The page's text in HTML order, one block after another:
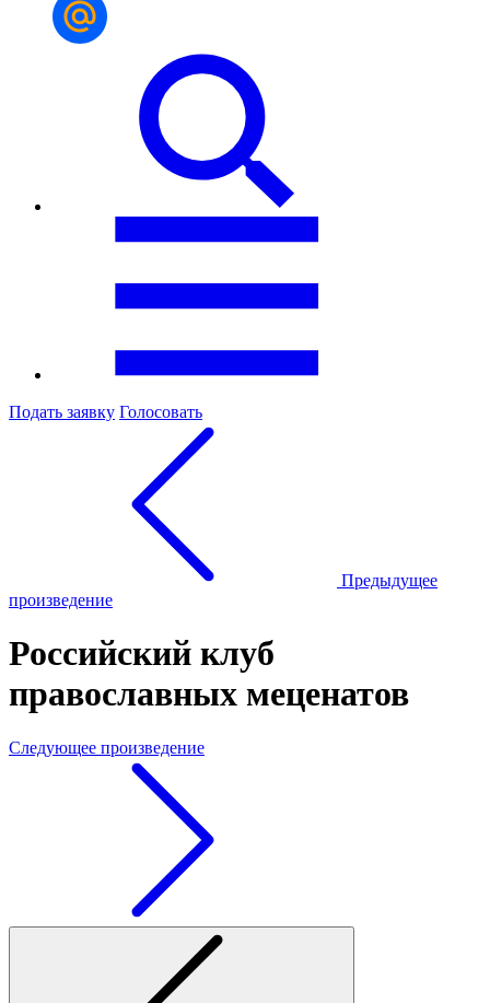
Подать заявку Голосовать
Предыдущее
произведение
Российский клуб
православных меценатов
Следующее произведение